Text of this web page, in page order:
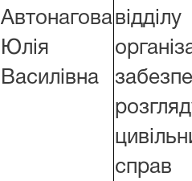
Автонагова
Юлія
Василівна
відділу
справ